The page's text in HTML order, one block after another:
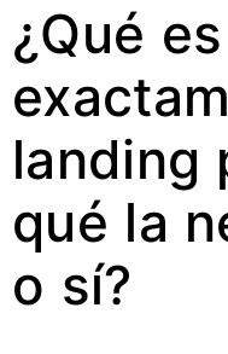
¿Qué es
landing
qué la
o sí?